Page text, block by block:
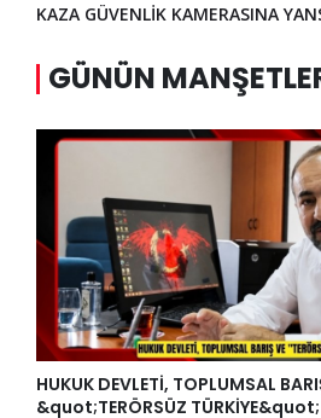
KAZA GÜVENLİK KAMERASINA
GÜNÜN
HUKUK DEVLETİ, TOPLUMSAL
&quot;TERÖRSÜZ TÜRKİYE&quot;